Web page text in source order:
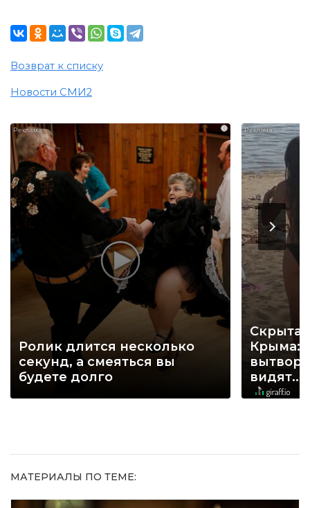
Возврат к списку
Новости СМИ2
i
Ролик длится несколько
секунд, а смеяться вы
будете долго
Крыма:
видят...
МАТЕРИАЛЫ ПО ТЕМЕ: